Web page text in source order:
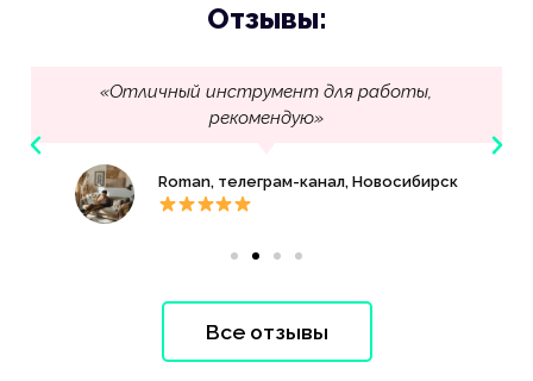
Отзывы:
«Отличный инструмент для работы,
рекомендую»
Roman, телеграм-канал, Новосибирск
Все отзывы